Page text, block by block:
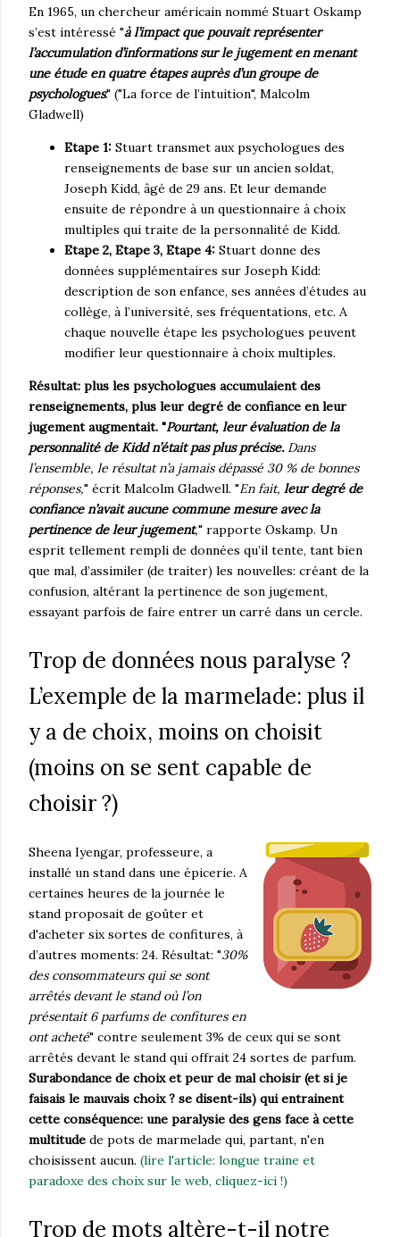
En 1965, un chercheur américain nommé Stuart Oskamp
s’est intéressé "à l’impact que pouvait représenter
l’accumulation d’informations sur le jugement en menant
une étude en quatre étapes auprès d’un groupe de
psychologues." ("La force de l’intuition", Malcolm
Gladwell)
Etape 1: Stuart transmet aux psychologues des
renseignements de base sur un ancien soldat,
Joseph Kidd, âgé de 29 ans. Et leur demande
ensuite de répondre à un questionnaire à choix
multiples qui traite de la personnalité de Kidd.
Etape 2, Etape 3, Etape 4: Stuart donne des
données supplémentaires sur Joseph Kidd:
description de son enfance, ses années d’études au
collège, à l’université, ses fréquentations, etc. A
chaque nouvelle étape les psychologues peuvent
modifier leur questionnaire à choix multiples.
Résultat: plus les psychologues accumulaientdes
renseignements, plus leur degré de confiance en leur
jugement augmentait. "Pourtant, leur évaluation de la
personnalité de Kidd n’était pas plus précise.Dans
l’ensemble, le résultat n’a jamais dépassé 30 % de bonnes
réponses," écrit Malcolm Gladwell. "En fait, leur degré de
confiance n’avait aucune commune mesure avec la
pertinence de leur jugement," rapporte Oskamp. Un
esprit tellement rempli de données qu’il tente, tant bien
que mal, d’assimiler (de traiter) les nouvelles: créant de la
confusion, altérant la pertinence de son jugement,
essayant parfois de faire entrer un carré dans un cercle.
Trop de données nous paralyse ?
L’exemple de la marmelade: plus il
y a de choix, moins on choisit
(moins on se sent capable de
choisir ?)
Sheena Iyengar, professeure, a
installé un stand dans une épicerie. A
certaines heures de la journée le
stand proposait de goûter et
d'acheter six sortes de confitures, à
d’autres moments: 24. Résultat: "30%
des consommateurs qui se sont
arrêtés devant le stand où l’on
présentait 6 parfums de confitures en
ont acheté" contre seulement 3% de ceux qui se sont
arrêtés devant le stand qui offrait 24 sortes de parfum.
Surabondance de choix et peur de mal choisir (et si je
faisais le mauvais choix ? se disent-ils) qui entrainent
cette conséquence: une paralysie des gens face à cette
multitude de pots de marmelade qui, partant, n'en
choisissent aucun. (lire l'article: longue traine et
paradoxe des choix sur le web, cliquez-ici !)
Trop de mots altère-t-il notre